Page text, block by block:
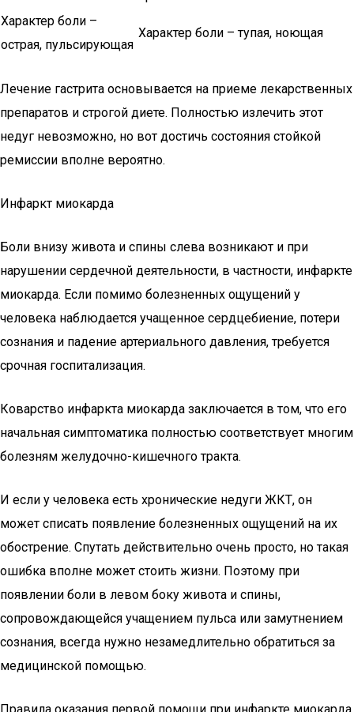
Характер боли –
острая, пульсирующая
Характер боли – тупая, ноющая
Лечение гастрита основывается на приеме лекарственных
препаратов и строгой диете. Полностью излечить этот
недуг невозможно, но вот достичь состояния стойкой
ремиссии вполне вероятно.
Инфаркт миокарда
Боли внизу живота и спины слева возникают и при
нарушении сердечной деятельности, в частности, инфаркте
миокарда. Если помимо болезненных ощущений у
человека наблюдается учащенное сердцебиение, потери
сознания и падение артериального давления, требуется
срочная госпитализация.
Коварство инфаркта миокарда заключается в том, что его
начальная симптоматика полностью соответствует многим
болезням желудочно-кишечного тракта.
И если у человека есть хронические недуги ЖКТ, он
может списать появление болезненных ощущений на их
обострение. Спутать действительно очень просто, но такая
ошибка вполне может стоить жизни. Поэтому при
появлении боли в левом боку живота и спины,
сопровождающейся учащением пульса или замутнением
сознания, всегда нужно незамедлительно обратиться за
медицинской помощью.